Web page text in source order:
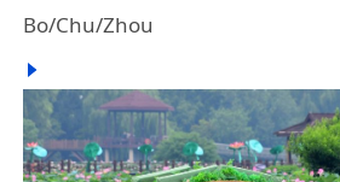
Bo/Chu/Zhou